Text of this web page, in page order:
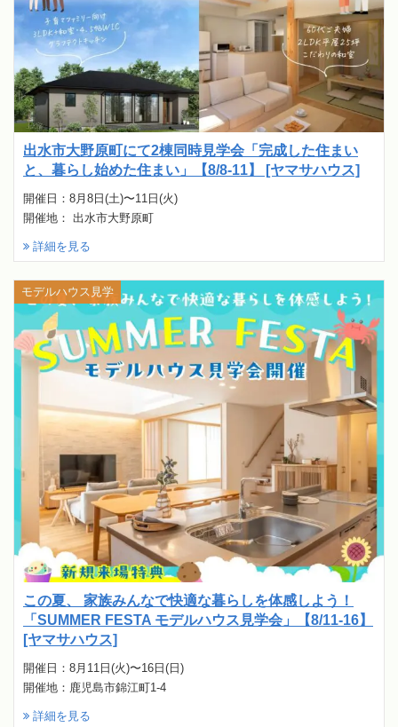
出水市大野原町にて2棟同時見学会「完成した住まい
と、暮らし始めた住まい」【8/8-11】 [ヤマサハウス]
開催日：8月8日(土)〜11日(火)
開催地： 出水市大野原町
詳細を見る
この夏、 家族みんなで快適な暮らしを体感しよう！
「SUMMER FESTA モデルハウス見学会」【8/11-16】
[ヤマサハウス]
開催日：8月11日(火)〜16日(日)
開催地：鹿児島市錦江町1-4
詳細を見る
モデルハウス見学